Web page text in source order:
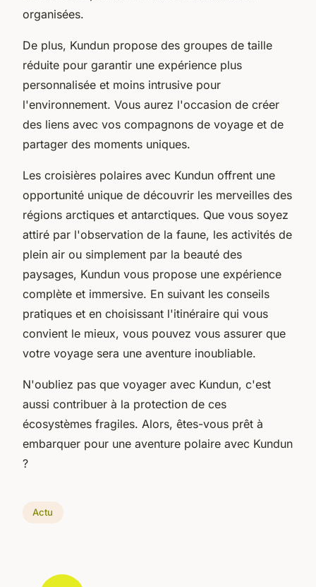
organisées.
De plus, Kundun propose des groupes de taille
réduite pour garantir une expérience plus
personnalisée et moins intrusive pour
l'environnement. Vous aurez l'occasion de créer
des liens avec vos compagnons de voyage et de
partager des moments uniques.
Les croisières polaires avec Kundun offrent une
opportunité unique de découvrir les merveilles des
régions arctiques et antarctiques. Que vous soyez
attiré par l'observation de la faune, les activités de
plein air ou simplement par la beauté des
paysages, Kundun vous propose une expérience
complète et immersive. En suivant les conseils
pratiques et en choisissant l'itinéraire qui vous
convient le mieux, vous pouvez vous assurer que
votre voyage sera une aventure inoubliable.
N'oubliez pas que voyager avec Kundun, c'est
aussi contribuer à la protection de ces
écosystèmes fragiles. Alors, êtes-vous prêt à
embarquer pour une aventure polaire avec Kundun
?
Actu